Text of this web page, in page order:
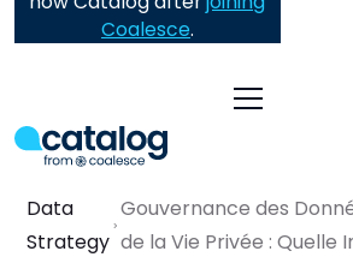
Coalesce.
Data
Strategy
Gouvernance des
de la Vie Privée : Quelle